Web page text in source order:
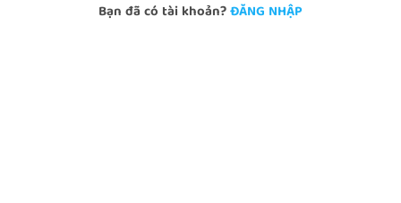
Bạn đã có tài khoản?ĐĂNG NHẬP